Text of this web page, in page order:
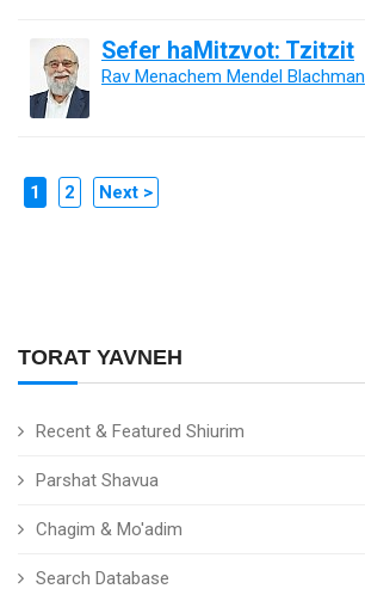
TORAT YAVNEH
Recent & Featured Shiurim
Parshat Shavua
Chagim & Mo'adim
Search Database
Sefer haMitzvot: Tzitzit
Rav Menachem Mendel Blachman
1 2 Next >